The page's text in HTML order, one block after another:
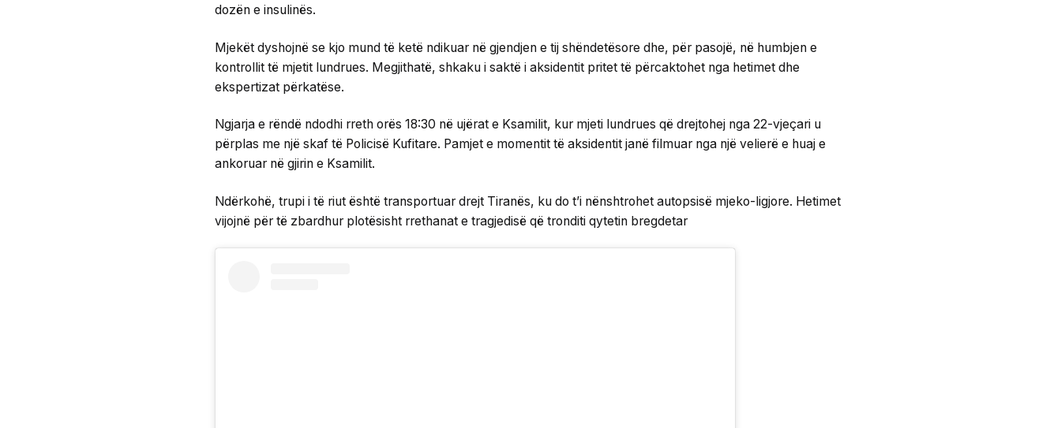
dozën e insulinës.
Mjekët dyshojnë se kjo mund të ketë ndikuar në gjendjen e tij shëndetësore dhe, për pasojë, në humbjen e
kontrollit të mjetit lundrues. Megjithatë, shkaku i saktë i aksidentit pritet të përcaktohet nga hetimet dhe
ekspertizat përkatëse.
Ngjarja e rëndë ndodhi rreth orës 18:30 në ujërat e Ksamilit, kur mjeti lundrues që drejtohej nga 22-vjeçari u
përplas me një skaf të Policisë Kufitare. Pamjet e momentit të aksidentit janë filmuar nga një velierë e huaj e
ankoruar në gjirin e Ksamilit.
Ndërkohë, trupi i të riut është transportuar drejt Tiranës, ku do t’i nënshtrohet autopsisë mjeko-ligjore. Hetimet
vijojnë për të zbardhur plotësisht rrethanat e tragjedisë që tronditi qytetin bregdetar